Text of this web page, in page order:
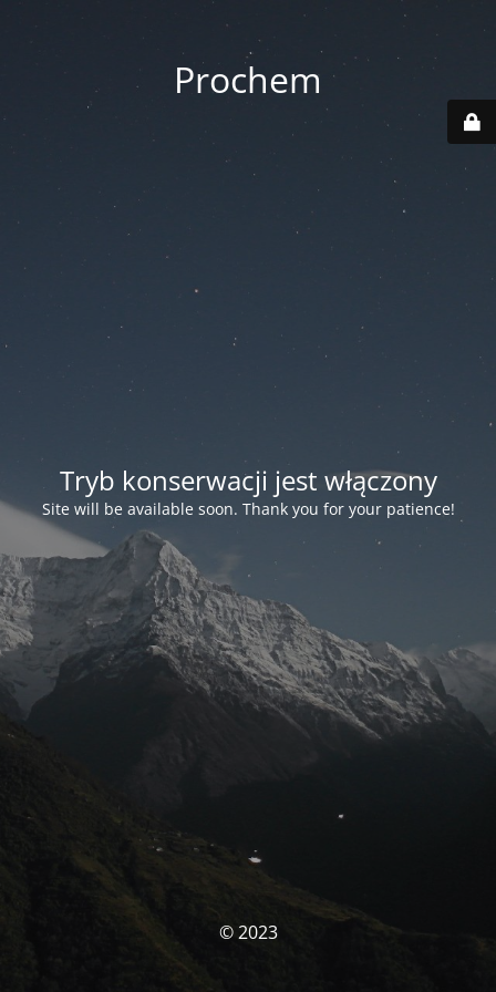
Prochem
Tryb konserwacji jest włączony
Site will be available soon. Thank you for your patience!
© 2023